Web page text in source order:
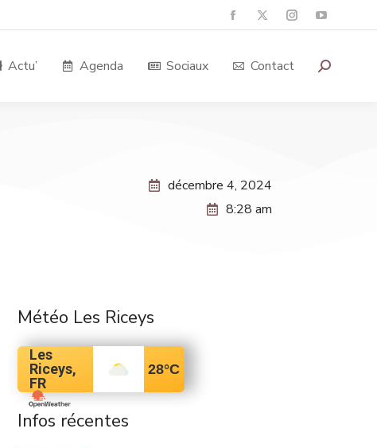
Actu’ Agenda Sociaux Contact
décembre 4, 2024
8:28 am
Météo Les Riceys
Les
Riceys,
FR
28°C
Infos récentes